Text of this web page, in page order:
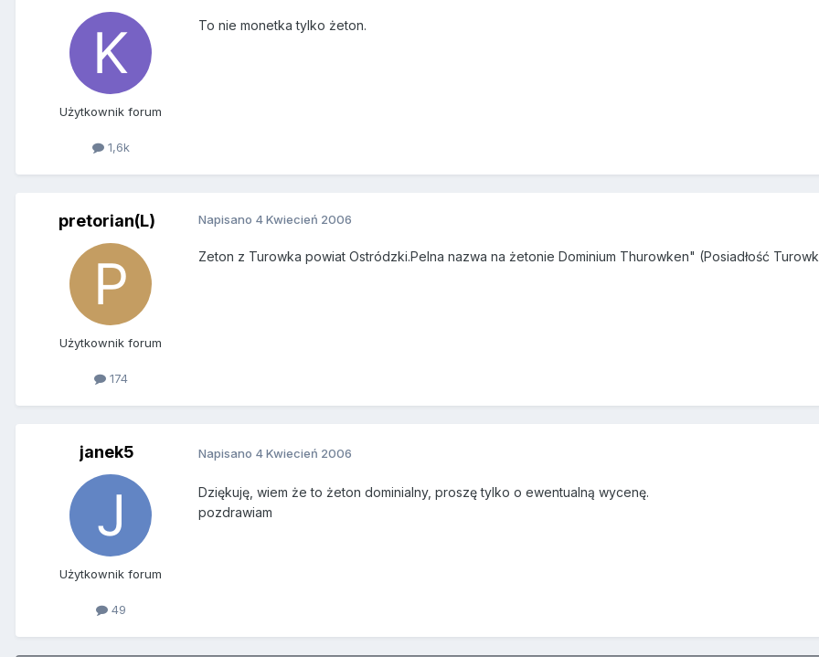
Użytkownik forum
1,6k
To nie monetka tylko żeton.
pretorian(L)
Użytkownik forum
174
Napisano 4 Kwiecień 2006
Zeton z Turowka powiat Ostródzki.Pelna nazwa na żetonie Dominium Thurowken" (Posiadłość
janek5
Użytkownik forum
49
Napisano 4 Kwiecień 2006
Dziękuję, wiem że to żeton dominialny, proszę tylko o ewentualną wycenę.
pozdrawiam